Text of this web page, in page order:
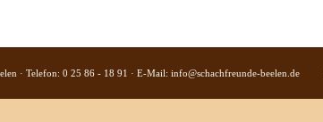
· Telefon: 0 25 86 - 18 91 · E-Mail: info@schachfreunde-beelen.de